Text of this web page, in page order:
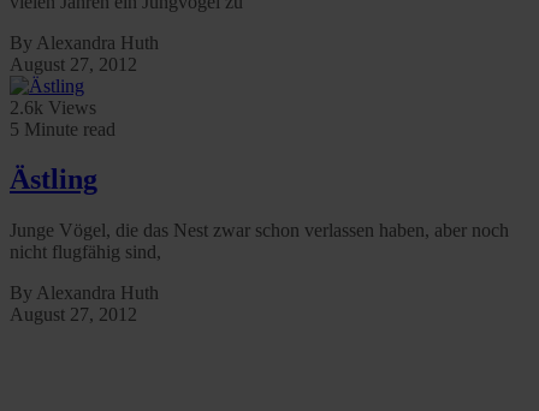
By Alexandra Huth
August 27, 2012
2.6k Views
5 Minute read
Ästling
Junge Vögel, die das Nest zwar schon verlassen haben, aber noch
nicht flugfähig sind,
By Alexandra Huth
August 27, 2012